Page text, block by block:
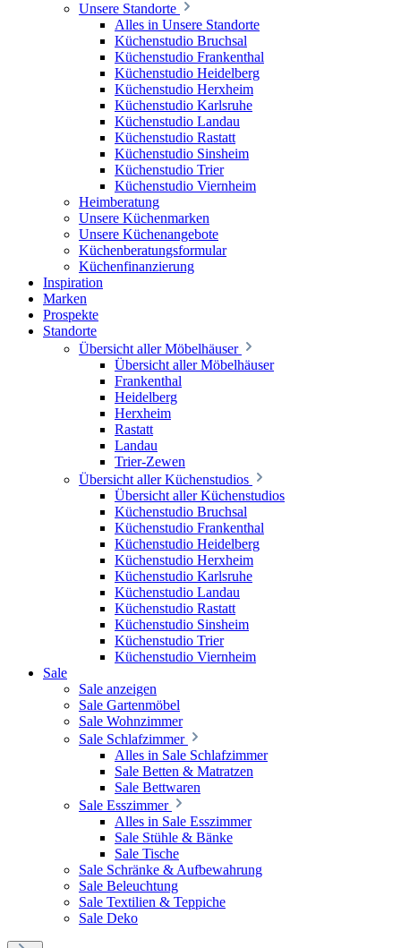
Unsere Standorte
Alles in Unsere Standorte
Küchenstudio Bruchsal
Küchenstudio Frankenthal
Küchenstudio Heidelberg
Küchenstudio Herxheim
Küchenstudio Karlsruhe
Küchenstudio Landau
Küchenstudio Rastatt
Küchenstudio Sinsheim
Küchenstudio Trier
Küchenstudio Viernheim
Heimberatung
Unsere Küchenmarken
Unsere Küchenangebote
Küchenberatungsformular
Küchenfinanzierung
Inspiration
Marken
Prospekte
Standorte
Übersicht aller Möbelhäuser
Übersicht aller Möbelhäuser
Frankenthal
Heidelberg
Herxheim
Rastatt
Landau
Trier-Zewen
Übersicht aller Küchenstudios
Übersicht aller Küchenstudios
Küchenstudio Bruchsal
Küchenstudio Frankenthal
Küchenstudio Heidelberg
Küchenstudio Herxheim
Küchenstudio Karlsruhe
Küchenstudio Landau
Küchenstudio Rastatt
Küchenstudio Sinsheim
Küchenstudio Trier
Küchenstudio Viernheim
Sale
Sale anzeigen
Sale Gartenmöbel
Sale Wohnzimmer
Sale Schlafzimmer
Alles in Sale Schlafzimmer
Sale Betten & Matratzen
Sale Bettwaren
Sale Esszimmer
Alles in Sale Esszimmer
Sale Stühle & Bänke
Sale Tische
Sale Schränke & Aufbewahrung
Sale Beleuchtung
Sale Textilien & Teppiche
Sale Deko